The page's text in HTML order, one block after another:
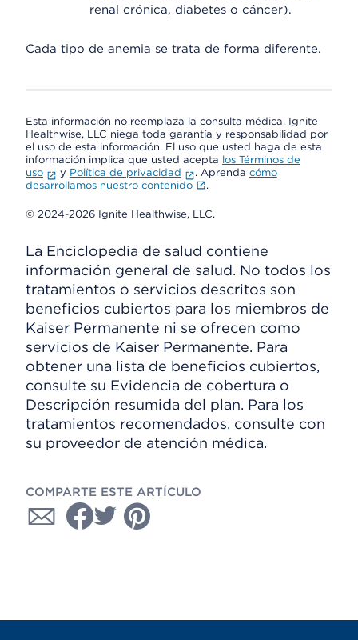
renal crónica, diabetes o cáncer).
Cada tipo de anemia se trata de forma diferente.
Esta información no reemplaza la consulta médica. Ignite
Healthwise, LLC niega toda garantía y responsabilidad por
el uso de esta información. El uso que usted haga de esta
información implica que usted acepta los Términos de
uso
y Política de privacidad . Aprenda cómo
desarrollamos nuestro contenido
.
© 2024-2026 Ignite Healthwise, LLC.
La Enciclopedia de salud contiene
información general de salud. No todos los
tratamientos o servicios descritos son
beneficios cubiertos para los miembros de
Kaiser Permanente ni se ofrecen como
servicios de Kaiser Permanente. Para
obtener una lista de beneficios cubiertos,
consulte su Evidencia de cobertura o
Descripción resumida del plan. Para los
tratamientos recomendados, consulte con
su proveedor de atención médica.
COMPARTE ESTE ARTÍCULO